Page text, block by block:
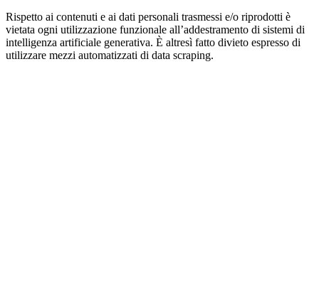
Rispetto ai contenuti e ai dati personali trasmessi e/o riprodotti è
vietata ogni utilizzazione funzionale all’addestramento di sistemi di
intelligenza artificiale generativa. È altresì fatto divieto espresso di
utilizzare mezzi automatizzati di data scraping.